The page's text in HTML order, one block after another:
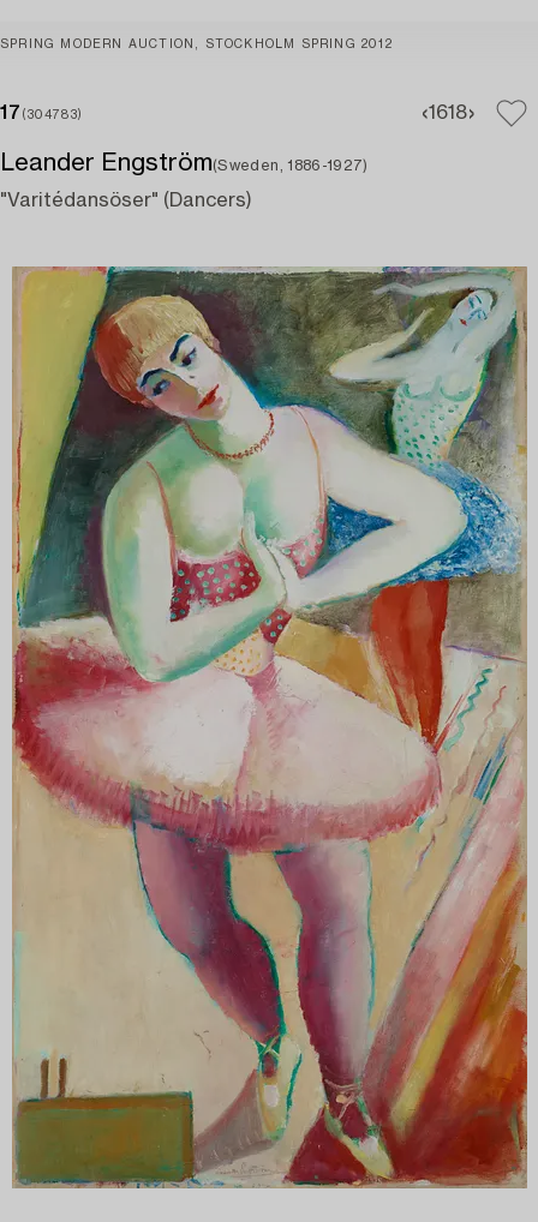
SPRING MODERN AUCTION, STOCKHOLM SPRING 2012
17 (304783) 1618
Leander Engström(Sweden, 1886-1927)
"Varitédansöser" (Dancers)